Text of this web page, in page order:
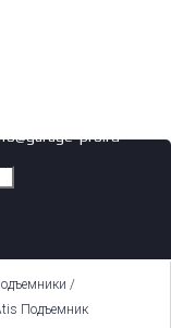
pro.ru
/
Подъемник